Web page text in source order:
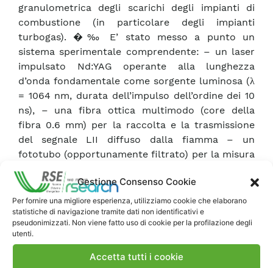
Gestione Consenso Cookie
Per fornire una migliore esperienza, utilizziamo cookie che elaborano
statistiche di navigazione tramite dati non identificativi e
pseudonimizzati. Non viene fatto uso di cookie per la profilazione degli
utenti.
Accetta tutti i cookie
granulometrica degli scarichi degli impianti di
combustione (in particolare degli impianti
turbogas). �‰ E’ stato messo a punto un
sistema sperimentale comprendente: – un laser
impulsato Nd:YAG operante alla lunghezza
d’onda fondamentale come sorgente luminosa (λ
= 1064 nm, durata dell’impulso dell’ordine dei 10
ns), – una fibra ottica multimodo (core della
fibra 0.6 mm) per la raccolta e la trasmissione
del segnale LII diffuso dalla fiamma – un
fototubo (opportunamente filtrato) per la misura
dell’andamento temporale del segnale LII �‰
Sono state eseguite misure preliminari su una
fiamma di candela. Nel corso di queste misure
sono stati ottenuti i primi segnali LII con
rapporto segnale-rumore sufficiente alto.